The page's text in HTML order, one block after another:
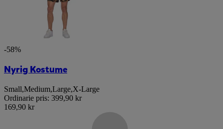
-58%
Nyrig Kostume
Small,Medium,Large,X-Large
Ordinarie pris: 399,90 kr
169,90 kr